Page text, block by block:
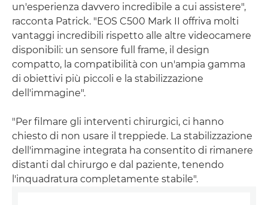
un'esperienza davvero incredibile a cui assistere",
racconta Patrick. "EOS C500 Mark II offriva molti
vantaggi incredibili rispetto alle altre videocamere
disponibili: un sensore full frame, il design
compatto, la compatibilità con un'ampia gamma
di obiettivi più piccoli e la stabilizzazione
dell'immagine".
"Per filmare gli interventi chirurgici, ci hanno
chiesto di non usare il treppiede. La stabilizzazione
dell'immagine integrata ha consentito di rimanere
distanti dal chirurgo e dal paziente, tenendo
l'inquadratura completamente stabile".